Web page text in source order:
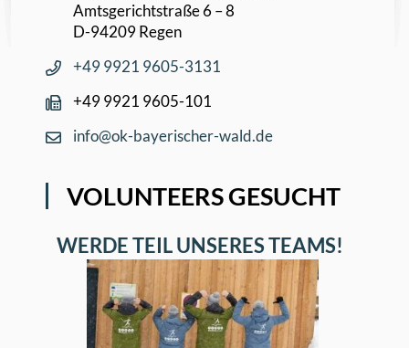
Amtsgerichtstraße 6 – 8
D-94209 Regen
+49 9921 9605-3131
+49 9921 9605-101
info@ok-bayerischer-wald.de
VOLUNTEERS GESUCHT
WERDE TEIL UNSERES TEAMS!